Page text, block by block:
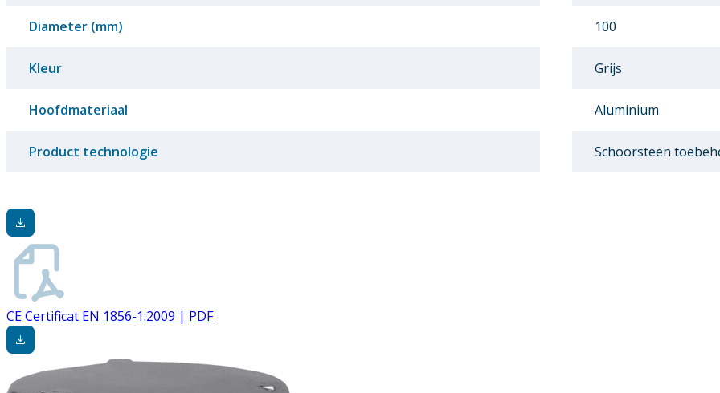
Diameter (mm) 100
Kleur Grijs
Hoofdmateriaal Aluminium
Product technologie Schoorsteen
CE Certificat EN 1856-1:2009 | PDF